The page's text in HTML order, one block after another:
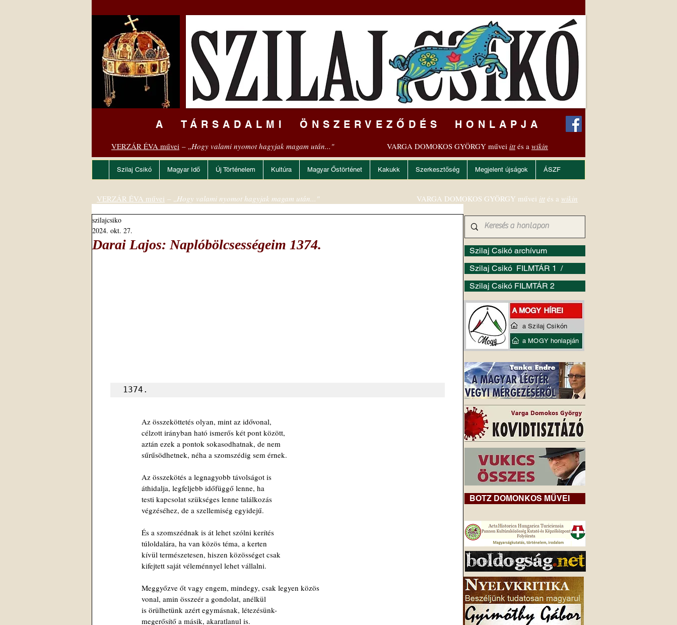
A TÁRSADALMI ÖNSZERVEZŐDÉS HONLAPJA
VERZÁR ÉVA művei – „Hogy valami nyomot hagyjak magam után..." VARGA DOMOKOS GYÖRGY művei ittés a wikin
Szilaj Csikó Magyar Idő Új Történelem Kultúra Magyar Őstörténet Kakukk Szerkesztőség Megjelent újságok ÁSZF
Darai Lajos: Naplóbölcsességeim 1374.
szilajcsiko
2024. okt. 27.
1374.
Az összeköttetés olyan, mint az idővonal,
célzott irányban ható ismerős két pont között,
aztán ezek a pontok sokasodhatnak, de nem
sűrűsödhetnek, néha a szomszédig sem érnek.
Az összekötés a legnagyobb távolságot is
áthidalja, legfeljebb időfüggő lenne, ha
testi kapcsolat szükséges lenne találkozás
végzéséhez, de a szellemiség egyidejű.
És a szomszédnak is át lehet szólni kerítés
túloldalára, ha van közös téma, a kerten
kívül természetesen, hiszen közösséget csak
kifejtett saját véleménnyel lehet vállalni.
Meggyőzve őt vagy engem, mindegy, csak legyen közös
vonal, amin összeér a gondolat, anélkül
is örülhetünk azért egymásnak, létezésünk-
megerősítő a másik, akaratlanul is.
Szilaj Csikó archívum
Szilaj Csikó FILMTÁR 1 /
Szilaj Csikó FILMTÁR 2
VERZÁR ÉVA művei – „Hogy valami nyomot hagyjak magam után..." VARGA DOMOKOS GYÖRGY művei itt és a wikin
BOTZ DOMONKOS MŰVEI
a Szilaj Csikón
a MOGY honlapján